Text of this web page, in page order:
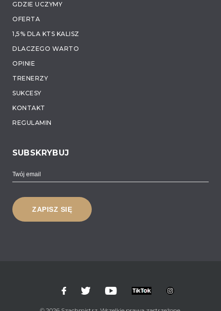
GDZIE UCZYMY
OFERTA
1,5% DLA KTS KALISZ
DLACZEGO WARTO
OPINIE
TRENERZY
SUKCESY
KONTAKT
REGULAMIN
SUBSKRYBUJ